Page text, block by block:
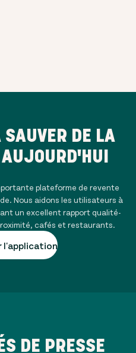
SAUVER DE LA
plateforme de revente
Nous aidons les utilisateurs à
un excellent rapport qualité-
cafés et restaurants.
l'application
DE PRESSE